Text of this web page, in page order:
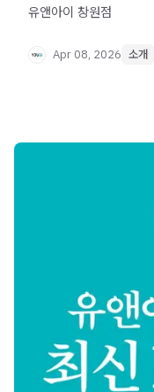
유앤아이 창원점
Apr 08, 2026 소개